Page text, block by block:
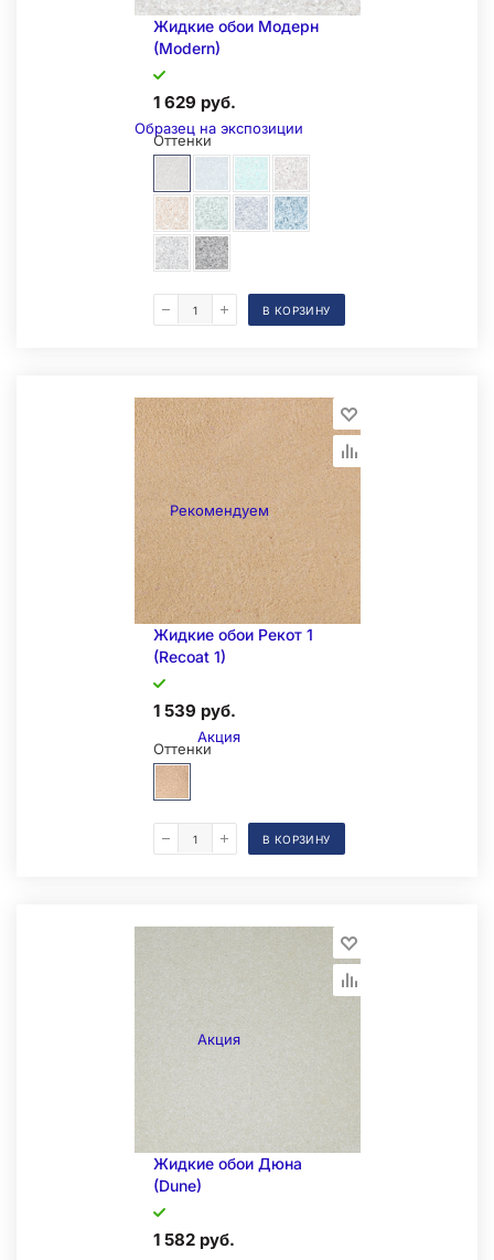
Образец на экспозиции
Жидкие обои Модерн
(Modern)
1 629 руб.
Оттенки
В КОРЗИНУ
Рекомендуем
Акция
Образец на экспозиции
Жидкие обои Рекот 1
(Recoat 1)
1 539 руб.
Оттенки
В КОРЗИНУ
Акция
Жидкие обои Дюна
(Dune)
1 582 руб.